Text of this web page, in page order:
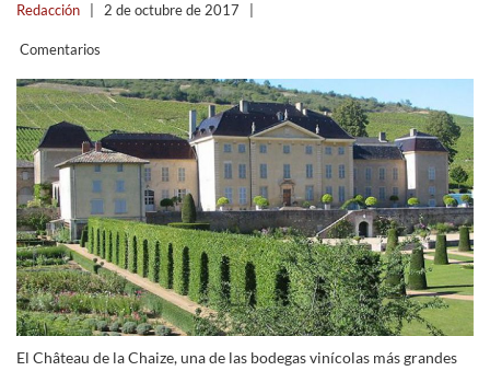
Redacción 2 de octubre de 2017
Comentarios
El Château de la Chaize, una de las bodegas vinícolas más grandes